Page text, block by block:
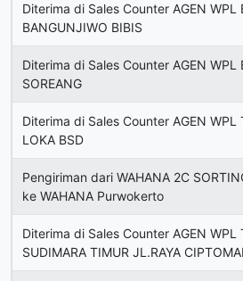
Diterima di Sales Counter AGEN WPL
BANGUNJIWO BIBIS
Diterima di Sales Counter AGEN WPL
SOREANG
Diterima di Sales Counter AGEN WPL
LOKA BSD
Pengiriman dari WAHANA 2C
ke WAHANA Purwokerto
Diterima di Sales Counter AGEN WPL
SUDIMARA TIMUR JL.RAYA